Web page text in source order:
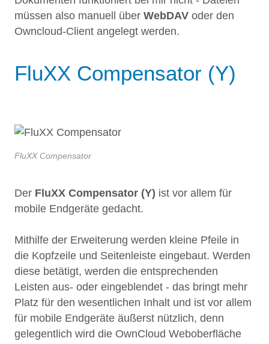
müssen also manuell über WebDAV oder den
Owncloud-Client angelegt werden.
FluXX Compensator (Y)
FluXX Compensator
Der FluXX Compensator (Y) ist vor allem für
mobile Endgeräte gedacht.
Mithilfe der Erweiterung werden kleine Pfeile in
die Kopfzeile und Seitenleiste eingebaut. Werden
diese betätigt, werden die entsprechenden
Leisten aus- oder eingeblendet - das bringt mehr
Platz für den wesentlichen Inhalt und ist vor allem
für mobile Endgeräte äußerst nützlich, denn
gelegentlich wird die OwnCloud Weboberfläche